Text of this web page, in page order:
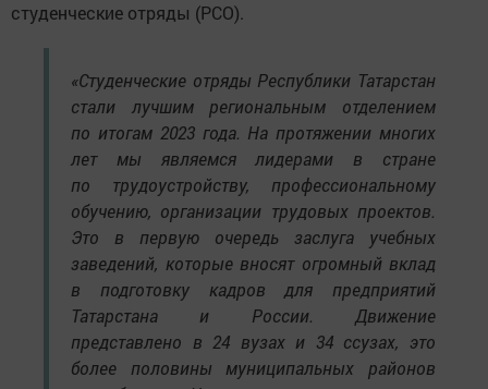
студенческие отряды (РСО).
«Студенческие отряды Республики Татарстан
стали лучшим региональным отделением
по итогам 2023 года. На протяжении многих
лет мы являемся лидерами в стране
по трудоустройству, профессиональному
обучению, организации трудовых проектов.
Это в первую очередь заслуга учебных
заведений, которые вносят огромный вклад
в подготовку кадров для предприятий
Татарстана и России. Движение
представлено в 24 вузах и 34 ссузах, это
более половины муниципальных районов